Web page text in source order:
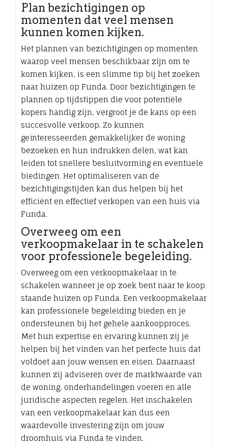
Plan bezichtigingen op
momenten dat veel mensen
kunnen komen kijken.
Het plannen van bezichtigingen op momenten
waarop veel mensen beschikbaar zijn om te
komen kijken, is een slimme tip bij het zoeken
naar huizen op Funda. Door bezichtigingen te
plannen op tijdstippen die voor potentiële
kopers handig zijn, vergroot je de kans op een
succesvolle verkoop. Zo kunnen
geïnteresseerden gemakkelijker de woning
bezoeken en hun indrukken delen, wat kan
leiden tot snellere besluitvorming en eventuele
biedingen. Het optimaliseren van de
bezichtigingstijden kan dus helpen bij het
efficiënt en effectief verkopen van een huis via
Funda.
Overweeg om een
verkoopmakelaar in te schakelen
voor professionele begeleiding.
Overweeg om een verkoopmakelaar in te
schakelen wanneer je op zoek bent naar te koop
staande huizen op Funda. Een verkoopmakelaar
kan professionele begeleiding bieden en je
ondersteunen bij het gehele aankoopproces.
Met hun expertise en ervaring kunnen zij je
helpen bij het vinden van het perfecte huis dat
voldoet aan jouw wensen en eisen. Daarnaast
kunnen zij adviseren over de marktwaarde van
de woning, onderhandelingen voeren en alle
juridische aspecten regelen. Het inschakelen
van een verkoopmakelaar kan dus een
waardevolle investering zijn om jouw
droomhuis via Funda te vinden.